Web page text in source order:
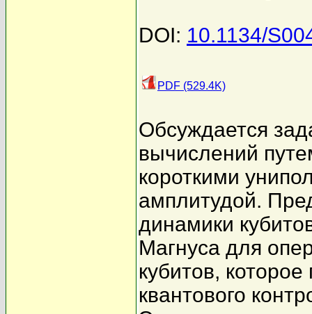
DOI: 10.1134/
PDF (529.4K)
Обсуждается
вычислений
короткими
амплитудой.
динамики
Магнуса для
кубитов,
квантового